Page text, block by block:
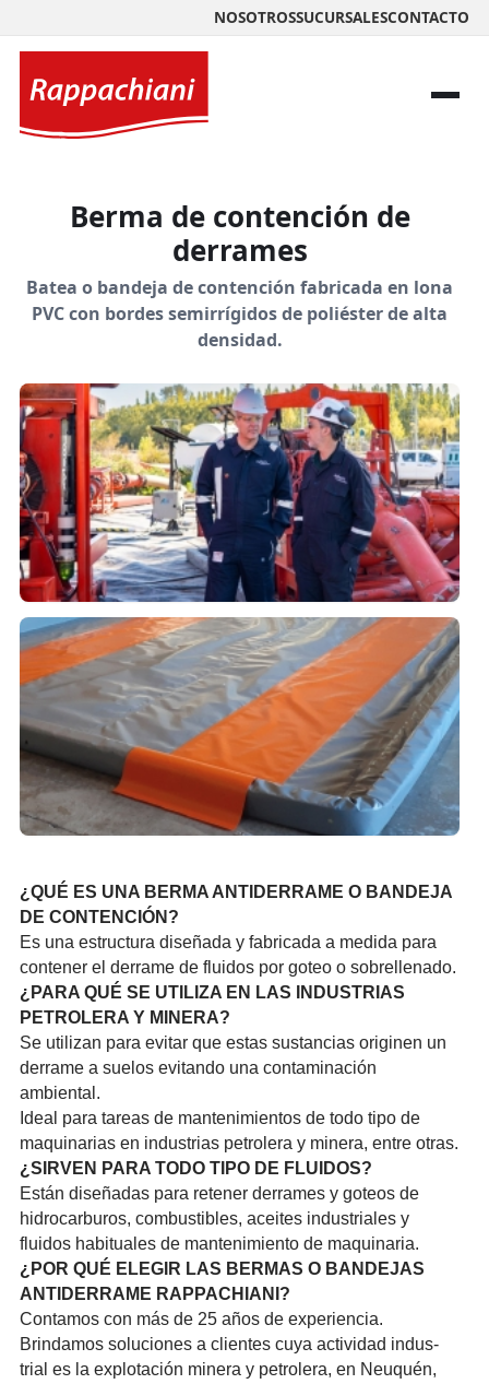
NOSOTROSSUCURSALESCONTACTO
Berma de contención de
derrames
Batea o bandeja de contención fabricada en lona
PVC con bordes semirrígidos de poliéster de alta
densidad.
¿QUÉ ES UNA BERMA ANTID­ERRAM­E O BANDEJA
DE CONTENCIÓN?
Es una estru­ctura diseñada y fabricada a medida para
contener el derrame de fluidos por goteo o sobre­llena­do.
¿PARA QUÉ SE UTILIZA EN LAS INDUS­TRIAS
PETROLERA Y MINERA?
Se utilizan para evitar que estas susta­ncias originen un
derrame a suelos evitando una conta­minac­ión
ambiental.
Ideal para tareas de mante­nimie­ntos de todotipo de
maqui­naria­s en indus­trias petrolera y minera, entre otras.
¿SIRVEN PARA TODO TIPO DE FLUIDOS?
Están diseñadas para retener derrames y goteos de
hidro­carbu­ros, combu­stibl­es, aceites indus­trial­es y
fluidos habit­uales de mante­nimie­nto de maqui­naria.
¿POR QUÉ ELEGIR LAS BERMAS O BANDEJAS
ANTID­ERRAM­E RAPPA­CHIAN­I?
Contamos con más de 25 años de exper­ienci­a.
Brindamos soluc­iones a clientes cuya actividad indus­
trial es la explotación minera y petrolera, en Neuquén,